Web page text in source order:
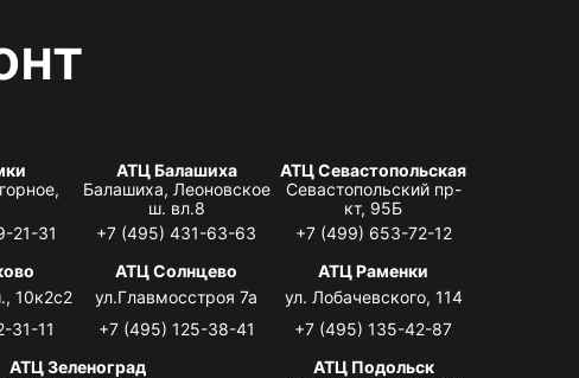
21-31
АТЦ Балашиха
Балашиха, Леоновское
ш. вл.8
+7 (495) 431-63-63
АТЦ Севастопольская
Севастопольский пр-
кт, 95Б
+7 (499) 653-72-12
10к2с2
31-11
АТЦ Солнцево
ул.Главмосстроя 7а
+7 (495) 125-38-41
АТЦ Раменки
ул. Лобачевского, 114
+7 (495) 135-42-87
АТЦ Зеленоград
АТЦ Подольск